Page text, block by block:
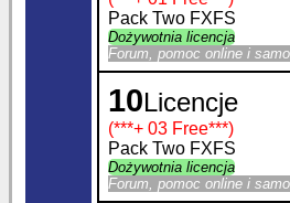
Pack Two FXFS
Dożywotnia licencja
Forum, pomoc online i
10Licencje
(***+ 03 Free***)
Pack Two FXFS
Dożywotnia licencja
Forum, pomoc online i